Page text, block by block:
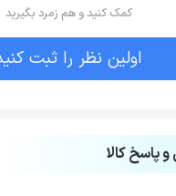
کمک کنید و هم زمرد بگیرید
اولین نظر را ثبت
پاسخ کالا